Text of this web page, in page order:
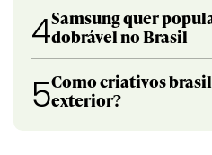
4Samsung quer
dobrável no Brasil
5Como criativos
exterior?